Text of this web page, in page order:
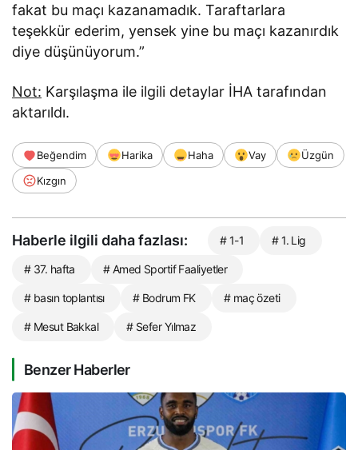
fakat bu maçı kazanamadık. Taraftarlara
teşekkür ederim, yensek yine bu maçı kazanırdık
diye düşünüyorum.”
Not: Karşılaşma ile ilgili detaylar İHA tarafından
aktarıldı.
Beğendim Harika Haha Vay
Üzgün
Kızgın
Haberle ilgili daha fazlası: # 1-1 # 1. Lig
# 37. hafta # Amed Sportif Faaliyetler
# basın toplantısı # Bodrum FK # maç özeti
# Mesut Bakkal # Sefer Yılmaz
Benzer Haberler